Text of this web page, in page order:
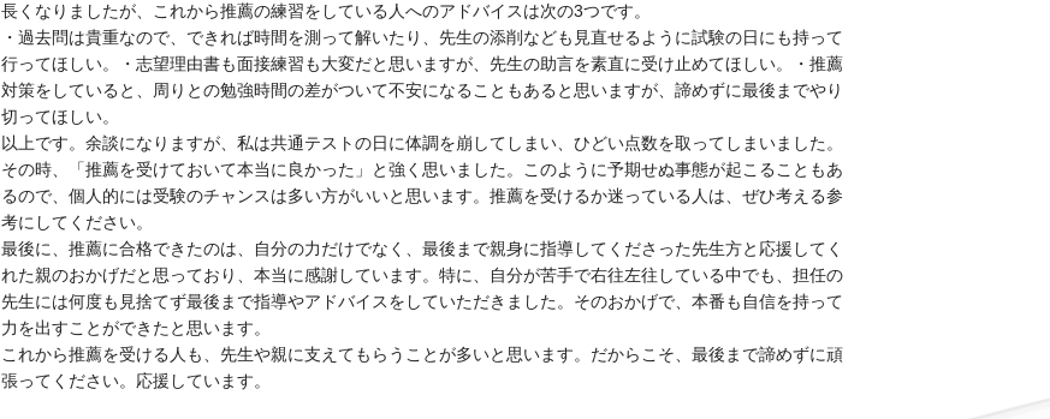
長くなりましたが、これから推薦の練習をしている人へのアドバイスは次の3つです。
・過去問は貴重なので、できれば時間を測って解いたり、先生の添削なども見直せるように試験の日にも持って
行ってほしい。・志望理由書も面接練習も大変だと思いますが、先生の助言を素直に受け止めてほしい。・推薦
対策をしていると、周りとの勉強時間の差がついて不安になることもあると思いますが、諦めずに最後までやり
切ってほしい。
以上です。余談になりますが、私は共通テストの日に体調を崩してしまい、ひどい点数を取ってしまいました。
その時、「推薦を受けておいて本当に良かった」と強く思いました。このように予期せぬ事態が起こることもあ
るので、個人的には受験のチャンスは多い方がいいと思います。推薦を受けるか迷っている人は、ぜひ考える参
考にしてください。
最後に、推薦に合格できたのは、自分の力だけでなく、最後まで親身に指導してくださった先生方と応援してく
れた親のおかげだと思っており、本当に感謝しています。特に、自分が苦手で右往左往している中でも、担任の
先生には何度も見捨てず最後まで指導やアドバイスをしていただきました。そのおかげで、本番も自信を持って
力を出すことができたと思います。
これから推薦を受ける人も、先生や親に支えてもらうことが多いと思います。だからこそ、最後まで諦めずに頑
張ってください。応援しています。